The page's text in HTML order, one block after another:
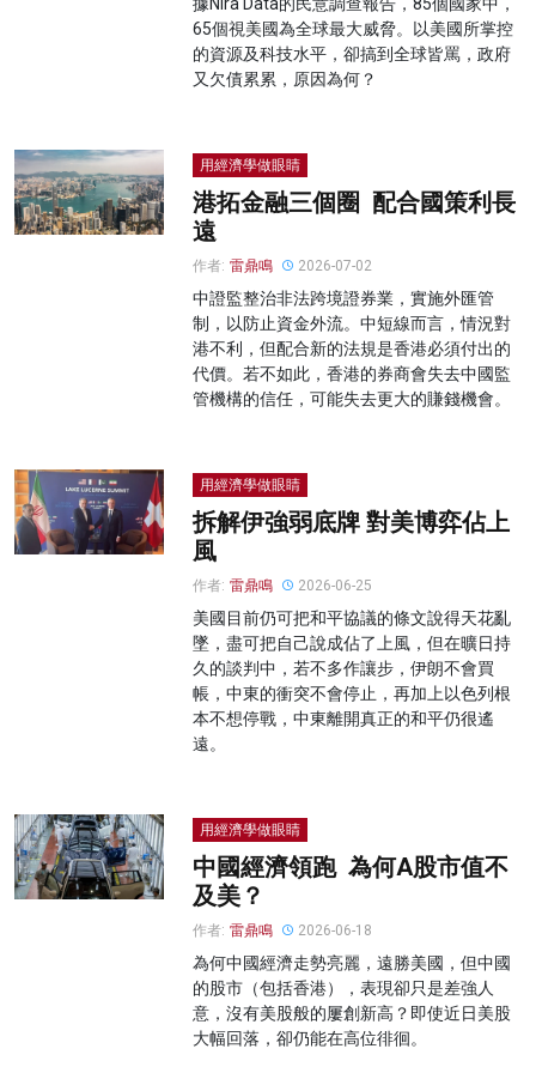
65個視美國為全球最大威脅。以美國所掌控
的資源及科技水平，卻搞到全球皆罵，政府
又欠債累累，原因為何？
用經濟學做眼睛
港拓金融三個圈 配合國策利長
遠
作者: 雷鼎鳴 2026-07-02
中證監整治非法跨境證券業，實施外匯管
制，以防止資金外流。中短線而言，情況對
港不利，但配合新的法規是香港必須付出的
代價。若不如此，香港的券商會失去中國監
管機構的信任，可能失去更大的賺錢機會。
用經濟學做眼睛
拆解伊強弱底牌 對美博弈佔上
風
作者: 雷鼎鳴 2026-06-25
美國目前仍可把和平協議的條文說得天花亂
墜，盡可把自己說成佔了上風，但在曠日持
久的談判中，若不多作讓步，伊朗不會買
帳，中東的衝突不會停止，再加上以色列根
本不想停戰，中東離開真正的和平仍很遙
遠。
用經濟學做眼睛
中國經濟領跑 為何A股市值不
及美？
作者: 雷鼎鳴 2026-06-18
為何中國經濟走勢亮麗，遠勝美國，但中國
的股市（包括香港），表現卻只是差強人
意，沒有美股般的屢創新高？即使近日美股
大幅回落，卻仍能在高位徘徊。